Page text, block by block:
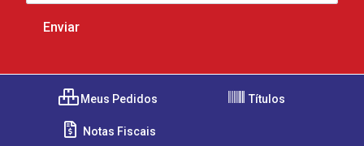
Meus Pedidos Títulos
Notas Fiscais